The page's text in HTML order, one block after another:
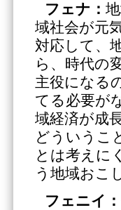
フェナ：
域社会が元
対応して、
ら、時代の
主役になる
てる必要が
域経済が成
どういうこ
とは考えに
う地域おこ
フェニイ：